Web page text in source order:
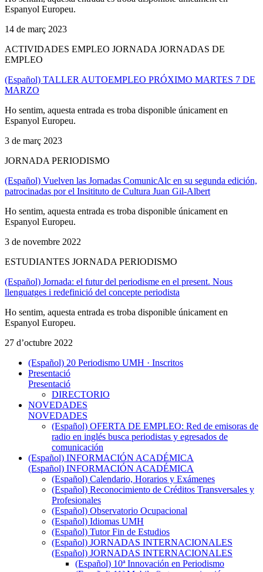
Espanyol Europeu.
14 de març 2023
ACTIVIDADES EMPLEO JORNADA JORNADAS DE
EMPLEO
(Español) TALLER AUTOEMPLEO PRÓXIMO MARTES 7 DE
MARZO
Ho sentim, aquesta entrada es troba disponible únicament en
Espanyol Europeu.
3 de març 2023
JORNADA PERIODISMO
(Español) Vuelven las Jornadas ComunicAlc en su segunda edición,
patrocinadas por el Insitituto de Cultura Juan Gil-Albert
Ho sentim, aquesta entrada es troba disponible únicament en
Espanyol Europeu.
3 de novembre 2022
ESTUDIANTES JORNADA PERIODISMO
(Español) Jornada: el futur del periodisme en el present. Nous
llenguatges i redefinició del concepte periodista
Ho sentim, aquesta entrada es troba disponible únicament en
Espanyol Europeu.
27 d’octubre 2022
(Español) 20 Periodismo UMH · Inscritos
Presentació
Presentació
DIRECTORIO
NOVEDADES
NOVEDADES
(Español) OFERTA DE EMPLEO: Red de emisoras de
radio en inglés busca periodistas y egresados de
comunicación
(Español) INFORMACIÓN ACADÉMICA
(Español) INFORMACIÓN ACADÉMICA
(Español) Calendario, Horarios y Exámenes
(Español) Reconocimiento de Créditos Transversales y
Profesionales
(Español) Observatorio Ocupacional
(Español) Idiomas UMH
(Español) Tutor Fin de Estudios
(Español) JORNADAS INTERNACIONALES
(Español) JORNADAS INTERNACIONALES
(Español) 10ª Innovación en Periodismo